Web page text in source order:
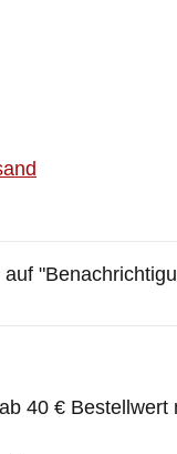
40 € Bestellwert